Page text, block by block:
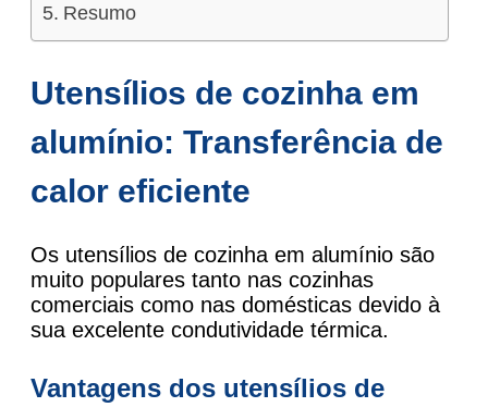
Resumo
Utensílios de cozinha em
alumínio: Transferência de
calor eficiente
Os utensílios de cozinha em alumínio são
muito populares tanto nas cozinhas
comerciais como nas domésticas devido à
sua excelente condutividade térmica.
Vantagens dos utensílios de